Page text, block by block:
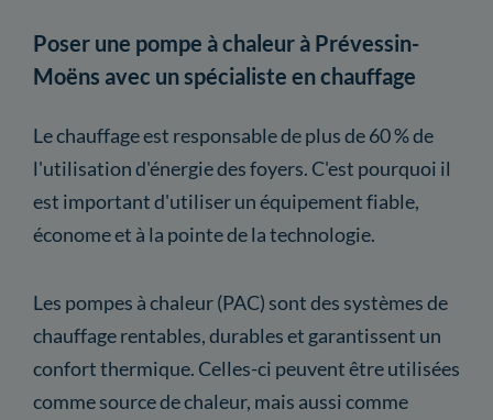
Poser une pompe à chaleur à Prévessin-
Moëns avec un spécialiste en chauffage
Le chauffage est responsable de plus de 60 % de
l'utilisation d'énergie des foyers. C'est pourquoi il
est important d'utiliser un équipement fiable,
économe et à la pointe de la technologie.
Les pompes à chaleur (PAC) sont des systèmes de
chauffage rentables, durables et garantissent un
confort thermique. Celles-ci peuvent être utilisées
comme source de chaleur, mais aussi comme